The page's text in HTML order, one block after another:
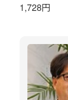
1,728円